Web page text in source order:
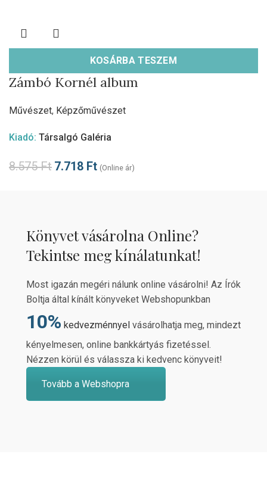
KOSÁRBA TESZEM
Zámbó Kornél album
Művészet, Képzőművészet
Kiadó: Társalgó Galéria
8.575Ft 7.718 Ft (Online ár)
Könyvet vásárolna Online?
Tekintse meg kínálatunkat!
Most igazán megéri nálunk online vásárolni! Az Írók
Boltja által kínált könyveket Webshopunkban
10% kedvezménnyel vásárolhatja meg, mindezt
kényelmesen, online bankkártyás fizetéssel.
Nézzen körül és válassza ki kedvenc könyveit!
Tovább a Webshopra